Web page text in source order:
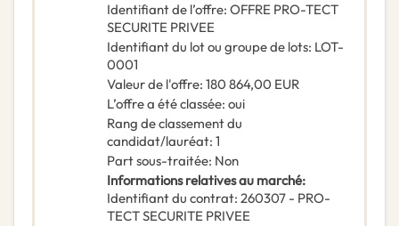
Identifiant de l’offre: OFFRE PRO-TECT
SECURITE PRIVEE
Identifiant du lot ou groupe de lots: LOT-
0001
Valeur de l'offre: 180 864,00 EUR
L’offre a été classée: oui
Rang de classement du
candidat/lauréat: 1
Part sous-traitée: Non
Informations relatives au marché:
Identifiant du contrat: 260307 - PRO-
TECT SECURITE PRIVEE